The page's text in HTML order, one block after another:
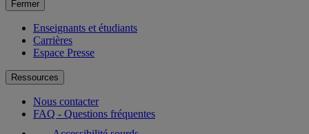
Fermer
Enseignants et étudiants
Carrières
Espace Presse
Ressources
Nous contacter
FAQ - Questions fréquentes